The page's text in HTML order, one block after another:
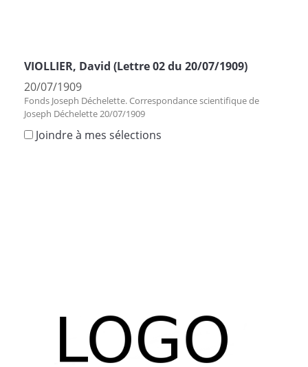
VIOLLIER, David (Lettre 02 du 20/07/1909)
20/07/1909
Fonds Joseph Déchelette. Correspondance scientifique de
Joseph Déchelette 20/07/1909
Joindre à mes sélections